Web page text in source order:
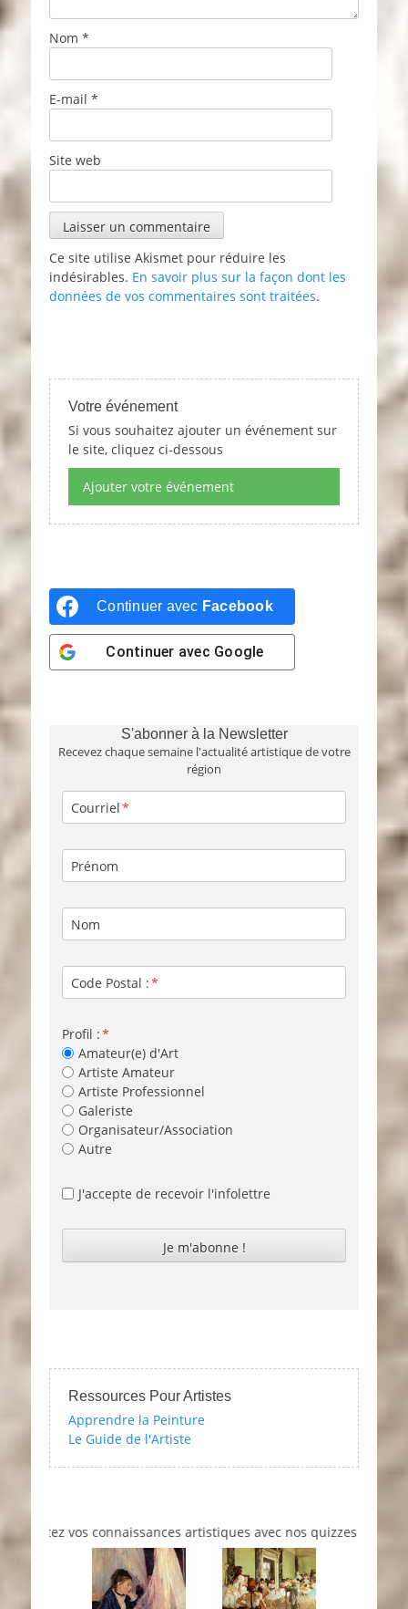
Nom *
E-mail *
Site web
Ce site utilise Akismet pour réduire les
indésirables. En savoir plus sur la façon dont les
données de vos commentaires sont traitées.
Votre événement
Si vous souhaitez ajouter un événement sur
le site, cliquez ci-dessous
Ajouter votre événement
Continuer avec Facebook
Continuer avec Google
S'abonner à la Newsletter
Recevez chaque semaine l'actualité artistique de votre
région
Courriel
Prénom
Nom
Code Postal :
Profil :
Amateur(e) d'Art
Artiste Amateur
Artiste Professionnel
Galeriste
Organisateur/Association
Autre
J'accepte de recevoir l'infolettre
Ressources Pour Artistes
Apprendre la Peinture
Le Guide de l'Artiste
vos connaissances artistiques avec nos quizzes sur